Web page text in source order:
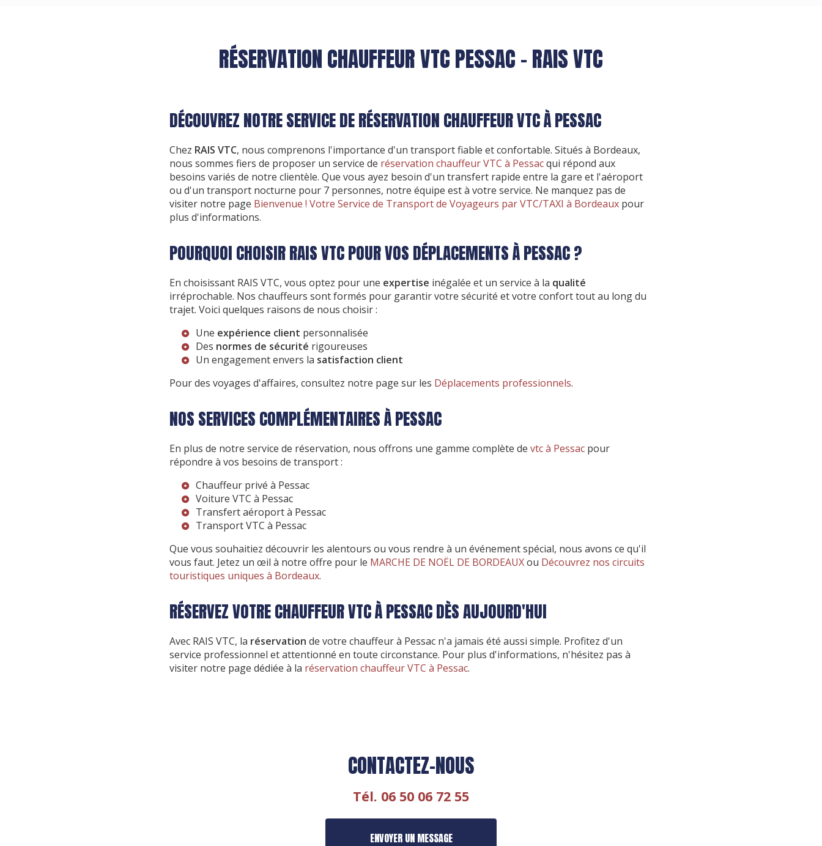
RÉSERVATION CHAUFFEUR VTC PESSAC - RAIS VTC
DÉCOUVREZ NOTRE SERVICE DE RÉSERVATION CHAUFFEUR VTC À PESSAC
Chez RAIS VTC, nous comprenons l'importance d'un transport fiable et confortable. Situés à Bordeaux,
nous sommes fiers de proposer un service de réservation chauffeur VTC à Pessacqui répond aux
besoins variés de notre clientèle. Que vous ayez besoin d'un transfert rapide entre la gare et l'aéroport
ou d'un transport nocturne pour 7 personnes, notre équipe est à votre service. Ne manquez pas de
visiter notre page Bienvenue ! Votre Service de Transport de Voyageurs par VTC/TAXI à Bordeaux pour
plus d'informations.
POURQUOI CHOISIR RAIS VTC POUR VOS DÉPLACEMENTS À PESSAC ?
En choisissant RAIS VTC, vous optez pour une expertise inégalée et un service à la qualité
irréprochable. Nos chauffeurs sont formés pour garantir votre sécurité et votre confort tout au long du
trajet. Voici quelques raisons de nous choisir :
Une expérience client personnalisée
Des normes de sécurité rigoureuses
Un engagement envers la satisfaction client
Pour des voyages d'affaires, consultez notre page sur les Déplacements professionnels.
NOS SERVICES COMPLÉMENTAIRES À PESSAC
En plus de notre service de réservation, nous offrons une gamme complète de vtc à Pessac pour
répondre à vos besoins de transport :
Chauffeur privé à Pessac
Voiture VTC à Pessac
Transfert aéroport à Pessac
Transport VTC à Pessac
Que vous souhaitiez découvrir les alentours ou vous rendre à un événement spécial, nous avons ce qu'il
vous faut. Jetez un œil à notre offre pour le MARCHE DE NOËL DE BORDEAUXou Découvrez nos circuits
touristiques uniques à Bordeaux.
RÉSERVEZ VOTRE CHAUFFEUR VTC À PESSAC DÈS AUJOURD'HUI
Avec RAIS VTC, la réservation de votre chauffeur à Pessac n'a jamais été aussi simple. Profitez d'un
service professionnel et attentionné en toute circonstance. Pour plus d'informations, n'hésitez pas à
visiter notre page dédiée à la réservation chauffeur VTC à Pessac.
CONTACTEZ-NOUS
Tél. 06 50 06 72 55
ENVOYER UN MESSAGE